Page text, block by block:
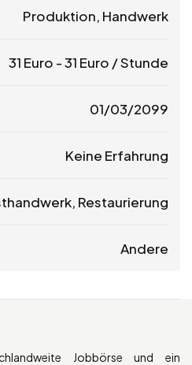
Produktion, Handwerk
31 Euro -31 Euro / Stunde
01/03/2099
Keine Erfahrung
Restaurierung
Andere
Jobbörse und ein